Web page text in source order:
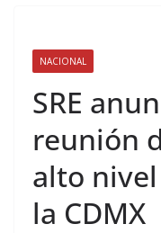
NACIONAL
SRE
reunión
alto nivel
la CDMX